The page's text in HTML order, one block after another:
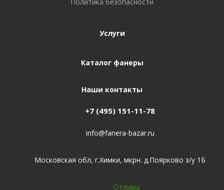
Услуги
Каталог фанеры
Наши контакты
+7 (495) 151-11-78
info@fanera-bazar.ru
Московская обл, г.Химки, мкрн. д.Поярково з/у 1Б
Отзывы